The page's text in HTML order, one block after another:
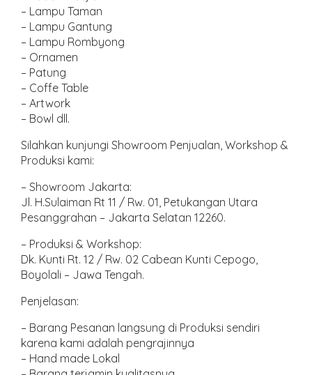
– Lampu Taman
– Lampu Gantung
– Lampu Rombyong
– Ornamen
– Patung
– Coffe Table
– Artwork
– Bowl dll.
Silahkan kunjungi Showroom Penjualan, Workshop &
Produksi kami:
– Showroom Jakarta:
Jl. H.Sulaiman Rt 11 / Rw. 01, Petukangan Utara
Pesanggrahan – Jakarta Selatan 12260.
– Produksi & Workshop:
Dk. Kunti Rt. 12 / Rw. 02 Cabean Kunti Cepogo,
Boyolali – Jawa Tengah.
Penjelasan:
– Barang Pesanan langsung di Produksi sendiri
karena kami adalah pengrajinnya
– Hand made Lokal